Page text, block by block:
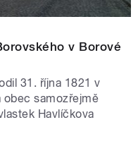
v Borové
31. října 1821 v
obec samozřejmě
Havlíčkova